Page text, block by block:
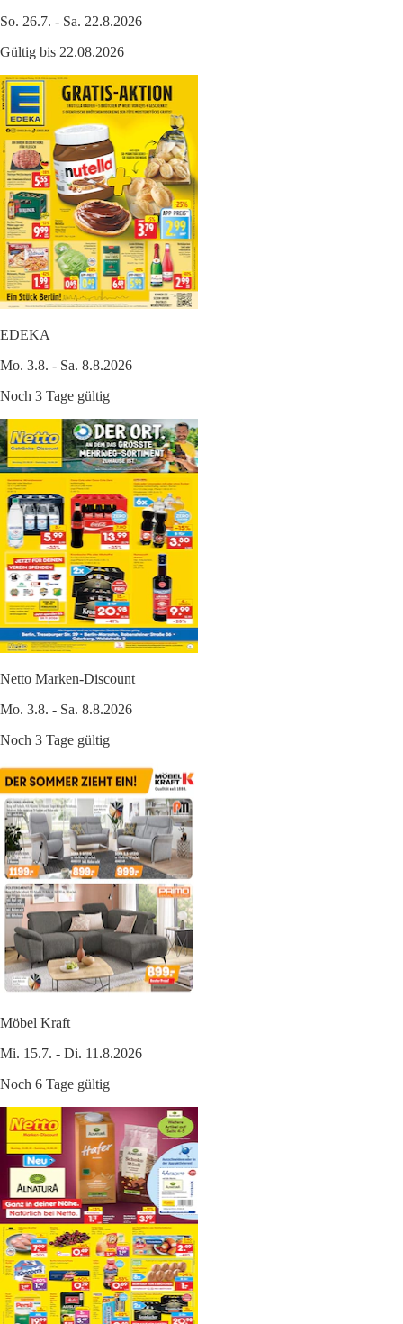
So. 26.7. - Sa. 22.8.2026
Gültig bis 22.08.2026
EDEKA
Mo. 3.8. - Sa. 8.8.2026
Noch 3 Tage gültig
Netto Marken-Discount
Mo. 3.8. - Sa. 8.8.2026
Noch 3 Tage gültig
Möbel Kraft
Mi. 15.7. - Di. 11.8.2026
Noch 6 Tage gültig